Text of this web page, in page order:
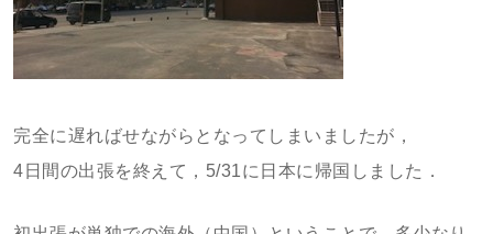
完全に遅ればせながらとなってしまいましたが，
4日間の出張を終えて，5/31に日本に帰国しました．